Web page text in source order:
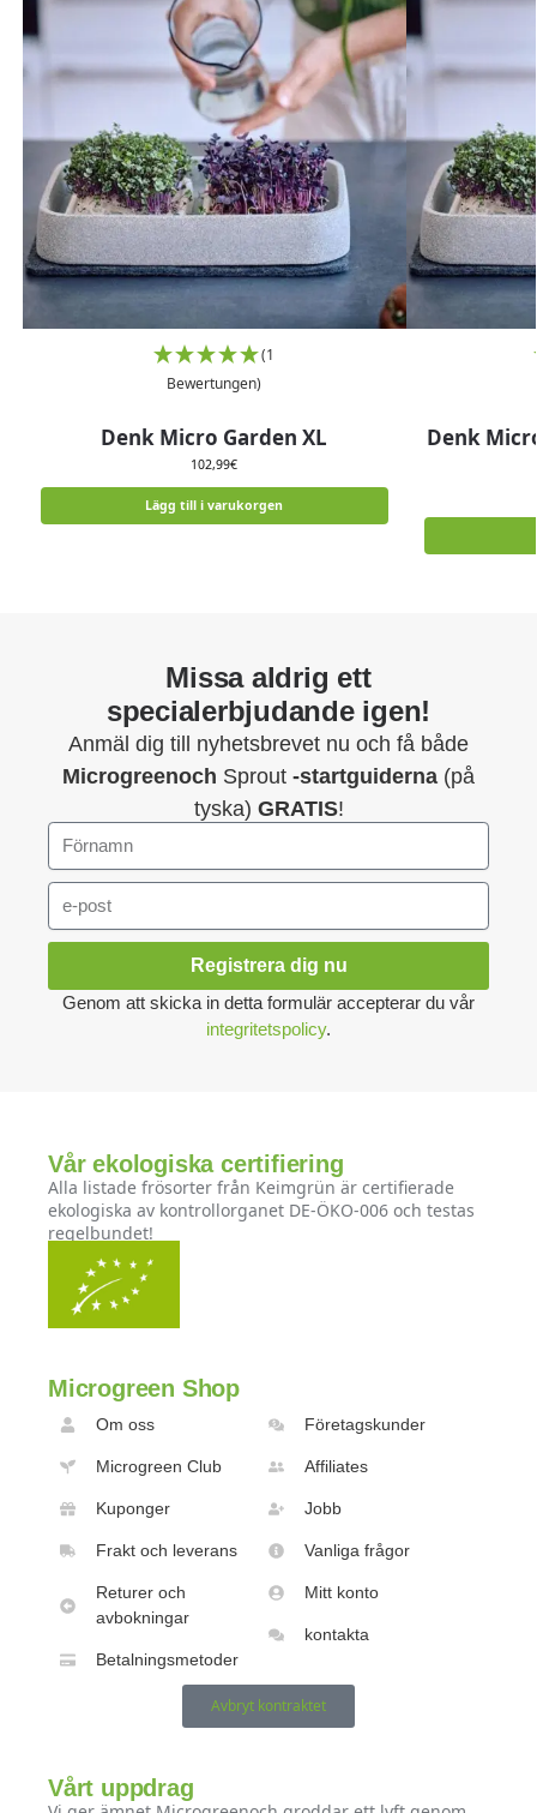
(1
Bewertungen)
Denk Micro Garden XL
102,99€
Lägg till i varukorgen
Denk
Missa aldrig ett
specialerbjudande igen!
Anmäl dig till nyhetsbrevet nu och få både
Microgreenoch Sprout -startguiderna (på
tyska) GRATIS!
Registrera dig nu
Genom att skicka in detta formulär accepterar du vår
integritetspolicy.
Vår ekologiska certifiering
Alla listade frösorter från Keimgrün är certifierade
ekologiska av kontrollorganet DE-ÖKO-006 och testas
regelbundet!
Microgreen Shop
Om oss
Microgreen Club
Kuponger
Frakt och leverans
Returer och
avbokningar
Betalningsmetoder
Företagskunder
Affiliates
Jobb
Vanliga frågor
Mitt konto
kontakta
Avbryt kontraktet
Vårt uppdrag